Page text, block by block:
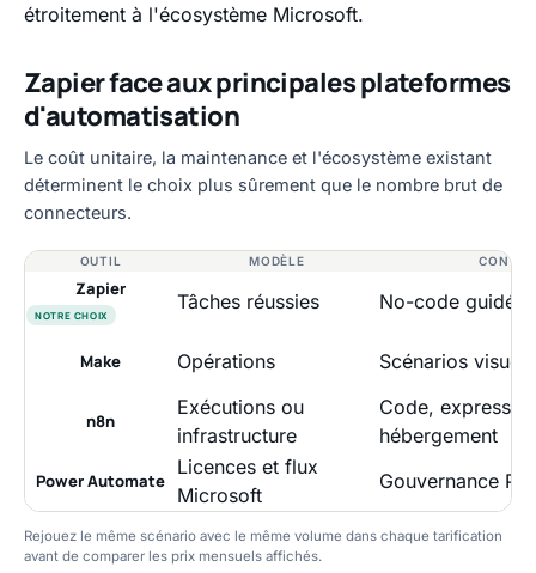
étroitement à l'écosystème Microsoft.
Zapier face aux principales plateformes
d'automatisation
Le coût unitaire, la maintenance et l'écosystème existant
déterminent le choix plus sûrement que le nombre brut de
connecteurs.
OUTIL MODÈLE
Zapier
NOTRE CHOIX
Tâches réussies No-code guidé
Make Opérations Scénarios
n8n
Exécutions ou
infrastructure
Code,
hébergement
Power Automate
Licences et flux
Microsoft
Gouvernance
Rejouez le même scénario avec le même volume dans chaque tarification
avant de comparer les prix mensuels affichés.